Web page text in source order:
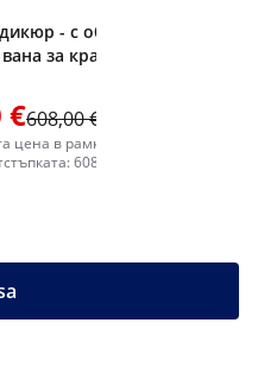
- с облегалка
за крака
€608,00 €
цена в рамките на 30
608,00 €